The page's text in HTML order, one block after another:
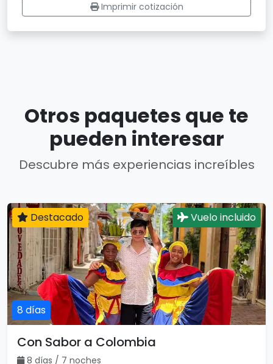
Imprimir cotización
Otros paquetes que te
pueden interesar
Descubre más experiencias increíbles
8 días
Destacado Vuelo incluido
Con Sabor a Colombia
8 días / 7 noches